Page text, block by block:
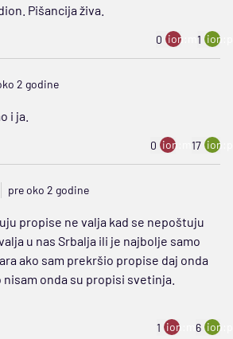
Pišancija živa.
0 ion:minus
1
2 godine
i ja.
0 ion:minus
17
pre oko 2 godine
propise ne valja kad se nepoštuju
u nas Srbalja ili je najbolje samo
ako sam prekršio propise daj onda
nisam onda su propisi svetinja.
1 ion:minus
6